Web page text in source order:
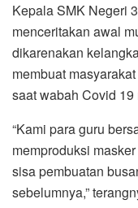
Kepala SMK Negeri
menceritakan awal
dikarenakan
membuat
saat wabah Covid
“Kami para guru
memproduksi
sisa pembuatan
sebelumnya,”